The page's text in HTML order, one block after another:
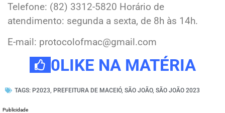
Telefone: (82) 3312-5820 Horário de
atendimento: segunda a sexta, de 8h às 14h.
E-mail: protocolofmac@gmail.com
0LIKE NA MATÉRIA
TAGS: P2023 PREFEITURA DE MACEIÓ, SÃO JOÃO, SÃO JOÃO 2023
Publicidade